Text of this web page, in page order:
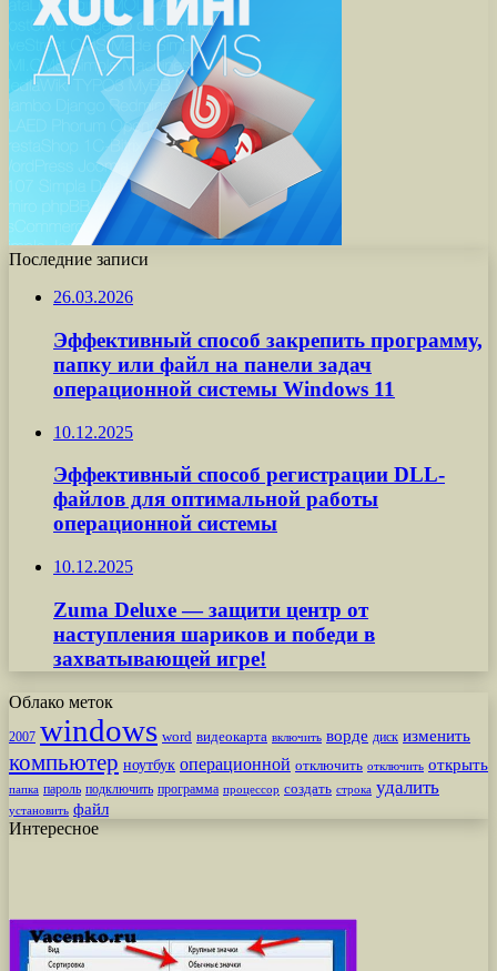
Последние записи
26.03.2026
Эффективный способ закрепить программу,
папку или файл на панели задач
операционной системы Windows 11
10.12.2025
Эффективный способ регистрации DLL-
файлов для оптимальной работы
операционной системы
10.12.2025
Zuma Deluxe — защити центр от
наступления шариков и победи в
захватывающей игре!
Облако меток
2007 windows word видеокарта включить ворде диск изменить
компьютер ноутбук операционной отключить отключить открыть
папка пароль подключить программа процессор создать строка удалить
установить файл
Интересное